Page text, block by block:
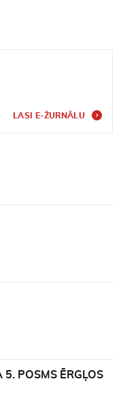
LASI E-ŽURNĀLU
POSMS ĒRGĻOS